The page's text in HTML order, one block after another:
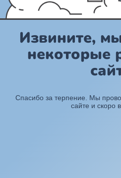
Извините,
некоторые
Спасибо за терпение. Мы
сайте и скоро